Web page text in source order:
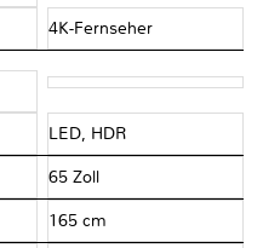
4K-Fernseher
LED, HDR
65 Zoll
165 cm